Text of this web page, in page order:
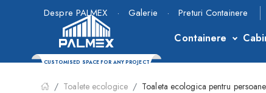
Despre PALMEX · Galerie · Preturi Containere
CUSTOMISED SPACE FOR ANY PROJECT
Containere
Toalete ecologice Toaleta ecologica pentru